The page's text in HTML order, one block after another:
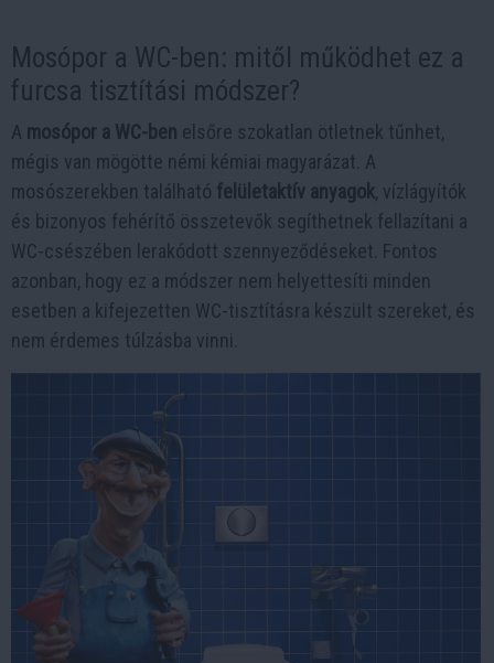
Mosópor a WC-ben: mitől működhet ez a
furcsa tisztítási módszer?
A mosópor a WC-ben elsőre szokatlan ötletnek tűnhet,
mégis van mögötte némi kémiai magyarázat. A
mosószerekben található felületaktív anyagok, vízlágyítók
és bizonyos fehérítő összetevők segíthetnek fellazítani a
WC-csészében lerakódott szennyeződéseket. Fontos
azonban, hogy ez a módszer nem helyettesíti minden
esetben a kifejezetten WC-tisztításra készült szereket, és
nem érdemes túlzásba vinni.